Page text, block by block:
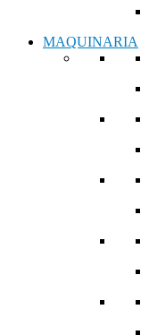
MAQUINARIA